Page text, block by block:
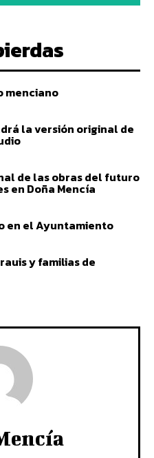
menciano
la versión original de
de las obras del futuro
en Doña Mencía
en el Ayuntamiento
y familias de